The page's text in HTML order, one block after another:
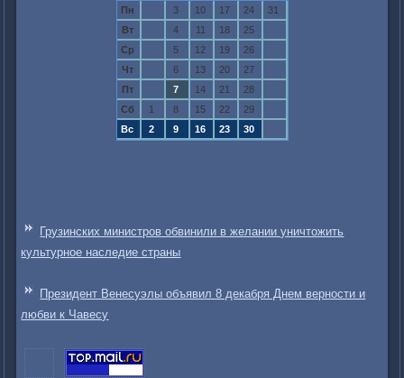
Пн 3 10 17 24
31
Вт
4 11 18
25
Ср
5 12 19
26
Чт
6 13 20
27
Пт
7 14 21
28
Сб
1 8 15 22
29
Вс
2 9 16 23 30
Грузинских министров обвинили в желании уничтожить
культурное наследие страны
Президент Венесуэлы объявил 8 декабря Днем верности и
любви к Чавесу